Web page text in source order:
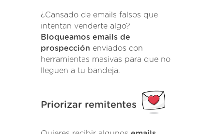
¿Cansado de emails falsos que
intentan venderte algo?
Bloqueamos emails de
prospección enviados con
herramientas masivas para que no
lleguen a tu bandeja.
Priorizar remitentes